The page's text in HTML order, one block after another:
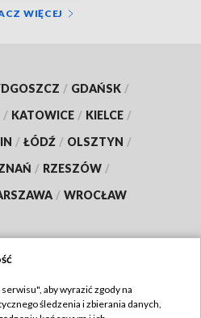
WIĘCEJ
/ GDAŃSK /
/ KATOWICE / KIELCE /
/ ŁÓDŹ / OLSZTYN /
/ RZESZÓW /
/ WROCŁAW
TVP
aby wyrazić zgody na
śledzenia i zbierania danych,